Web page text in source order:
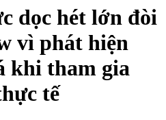
dọc hét lớn đòi
vì phát hiện
khi tham gia
tế